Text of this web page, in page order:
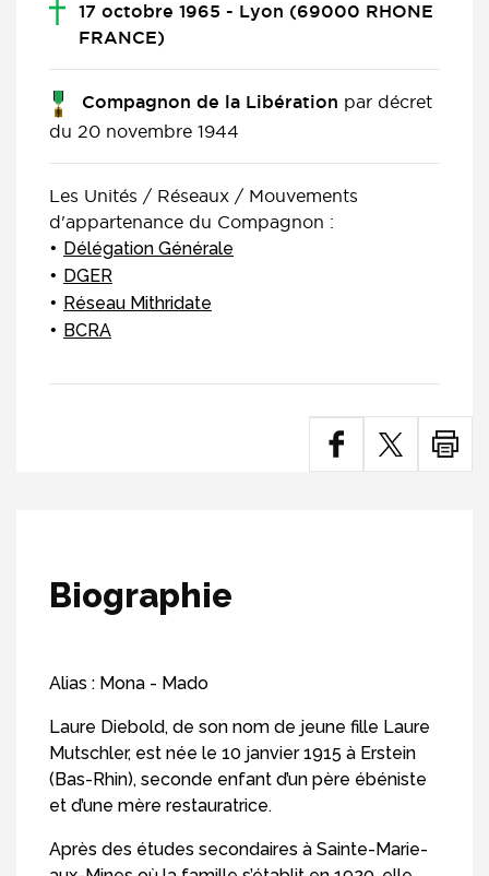
17 octobre 1965 - Lyon (69000 RHONE
FRANCE)
Compagnon de la Libération par décret
du 20 novembre 1944
Les Unités / Réseaux / Mouvements
d'appartenance du Compagnon :
Délégation Générale
DGER
Réseau Mithridate
BCRA
Biographie
Alias : Mona - Mado
Laure Diebold, de son nom de jeune fille Laure
Mutschler, est née le 10 janvier 1915 à Erstein
(Bas-Rhin), seconde enfant d’un père ébéniste
et d’une mère restauratrice.
Après des études secondaires à Sainte-Marie-